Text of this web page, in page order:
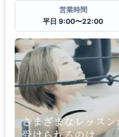
営業時間
平日 9:00〜22:00